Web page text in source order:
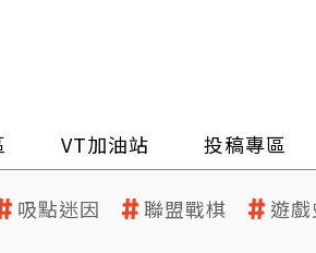
VT加油站 投稿專區
吸點迷因 聯盟戰棋 遊